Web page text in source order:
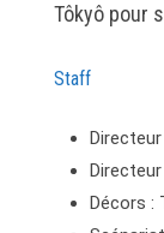
Tôkyô pour
Staff
Décors :